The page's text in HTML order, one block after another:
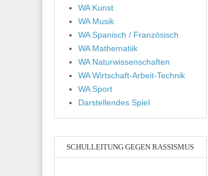
WA Kunst
WA Musik
WA Spanisch / Französisch
WA Mathematiik
WA Naturwissenschaften
WA Wirtschaft-Arbeit-Technik
WA Sport
Darstellendes Spiel
SCHULLEITUNG GEGEN RASSISMUS